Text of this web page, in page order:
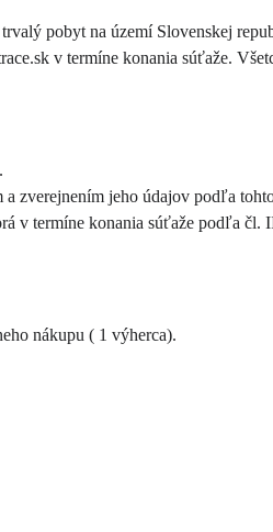
pobyt na území Slovenskej
v termíne konania súťaže.
zverejnením jeho údajov podľa
v termíne konania súťaže podľa
nákupu ( 1 výherca).